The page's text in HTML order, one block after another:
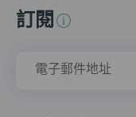
訂閱
電子郵件地址